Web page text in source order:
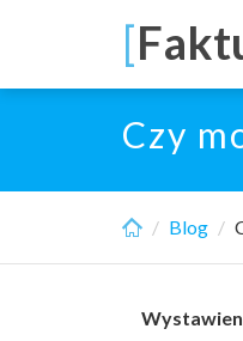
main
[
Czy
Blog